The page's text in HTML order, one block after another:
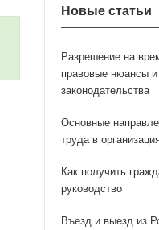
Новые статьи
Разрешение на
правовые нюансы и
законодательства
Основные
труда в
Как получить
руководство
Въезд и выезд из